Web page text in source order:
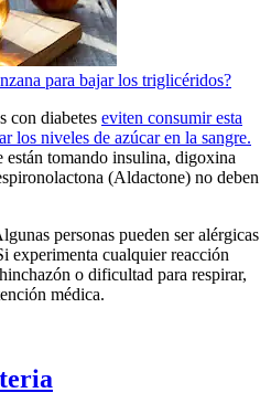
para bajar los triglicéridos?
con diabetes eviten consumir esta
los niveles de azúcar en la sangre.
están tomando insulina, digoxina
(Aldactone) no deben
personas pueden ser alérgicas
experimenta cualquier reacción
o dificultad para respirar,
médica.